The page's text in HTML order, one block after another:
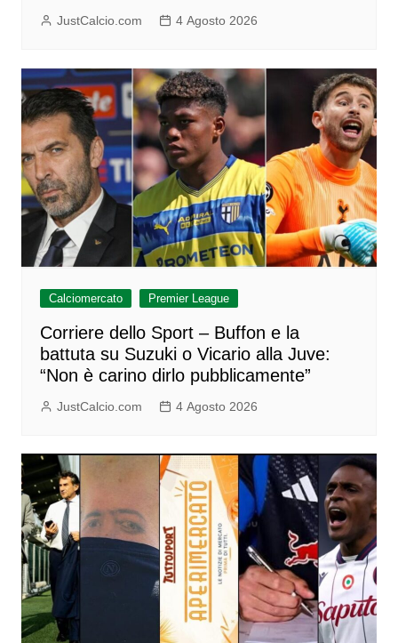
JustCalcio.com 4 Agosto 2026
Calciomercato Premier League
Corriere dello Sport – Buffon e la
battuta su Suzuki o Vicario alla Juve:
“Non è carino dirlo pubblicamente”
JustCalcio.com 4 Agosto 2026